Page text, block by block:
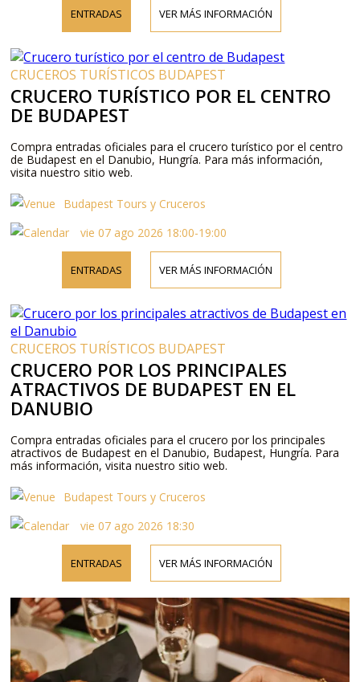
ENTRADAS VER MÁS INFORMACIÓN
CRUCEROS TURÍSTICOS BUDAPEST
CRUCERO TURÍSTICO POR EL CENTRO
DE BUDAPEST
Compra entradas oficiales para el crucero turístico por el centro
de Budapest en el Danubio, Hungría. Para más información,
visita nuestro sitio web.
Budapest Tours y Cruceros
vie 07 ago 2026 18:00-19:00
ENTRADAS VER MÁS INFORMACIÓN
CRUCEROS TURÍSTICOS BUDAPEST
CRUCERO POR LOS PRINCIPALES
ATRACTIVOS DE BUDAPEST EN EL
DANUBIO
Compra entradas oficiales para el crucero por los principales
atractivos de Budapest en el Danubio, Budapest, Hungría. Para
más información, visita nuestro sitio web.
Budapest Tours y Cruceros
vie 07 ago 2026 18:30
ENTRADAS VER MÁS INFORMACIÓN